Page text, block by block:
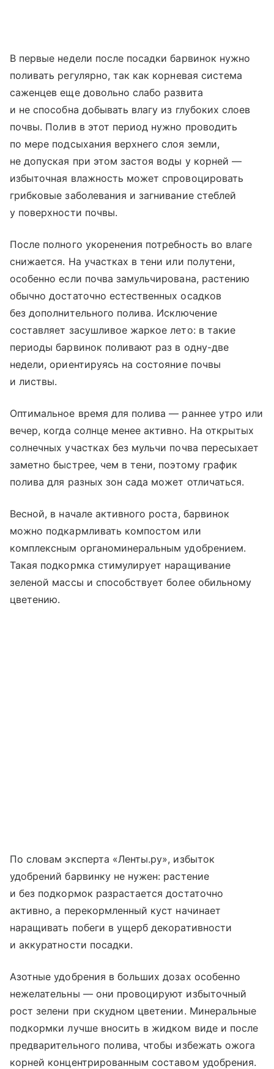
В первые недели после посадки барвинок нужно
поливать регулярно, так как корневая система
саженцев еще довольно слабо развита
и не способна добывать влагу из глубоких слоев
почвы. Полив в этот период нужно проводить
по мере подсыхания верхнего слоя земли,
не допуская при этом застоя воды у корней —
избыточная влажность может спровоцировать
грибковые заболевания и загнивание стеблей
у поверхности почвы.
После полного укоренения потребность во влаге
снижается. На участках в тени или полутени,
особенно если почва замульчирована, растению
обычно достаточно естественных осадков
без дополнительного полива. Исключение
составляет засушливое жаркое лето: в такие
периоды барвинок поливают раз в одну-две
недели, ориентируясь на состояние почвы
и листвы.
Оптимальное время для полива — раннее утро или
вечер, когда солнце менее активно. На открытых
солнечных участках без мульчи почва пересыхает
заметно быстрее, чем в тени, поэтому график
полива для разных зон сада может отличаться.
Весной, в начале активного роста, барвинок
можно подкармливать компостом или
комплексным органоминеральным удобрением.
Такая подкормка стимулирует наращивание
зеленой массы и способствует более обильному
цветению.
По словам эксперта «Ленты.ру», избыток
удобрений барвинку не нужен: растение
и без подкормок разрастается достаточно
активно, а перекормленный куст начинает
наращивать побеги в ущерб декоративности
и аккуратности посадки.
Азотные удобрения в больших дозах особенно
нежелательны — они провоцируют избыточный
рост зелени при скудном цветении. Минеральные
подкормки лучше вносить в жидком виде и после
предварительного полива, чтобы избежать ожога
корней концентрированным составом удобрения.